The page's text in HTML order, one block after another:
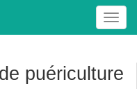
T
o
l
puériculture